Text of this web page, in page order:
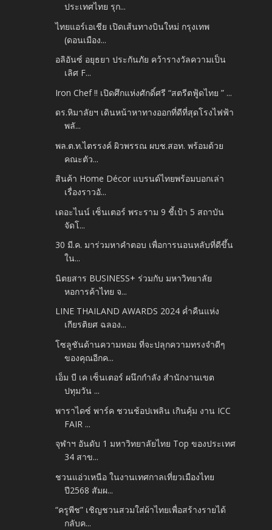
ประเทศไทย รุก...
ไทยแอร์เอเชีย เปิดเส้นทางบินใหม่ กรุงเทพ
(ดอนเมือง...
อลิอันซ์ อยุธยา ประกันภัย คว้ารางวัลความเป็น
เลิศ F...
Iron Chef !! เปิดศึกแห่งศักดิ์ศรี “สตรีตฟู้ดไทย ” ...
ดร.หิมาลัยฯ เดินหน้าหาทางออกที่ดีที่สุดโรงไฟฟ้า
พลั...
พล.ต.ท.ไตรรงค์ ผิวพรรณ ผบช.สอท. พร้อมด้วย
คณะตัว...
สินค้า Home Décor แบรนด์ไทยพร้อมบอกเล่า
เรื่องราวอั...
เดอะไนน์ เซ็นเตอร์ พระราม 9 ชี้เป้า 5 สถาบัน
จัดโ...
30 มี.ค. มาร่วมหาคำตอบ เพื่อการนอนหลับที่ดีขึ้น
ใน...
นิตยสาร BUSINESS+ ร่วมกับ มหาวิทยาลัย
หอการค้าไทย จ...
LINE THAILAND AWARDS 2024 ค่ำคืนแห่ง
เกียรติยศ ฉลอง...
โซลูชันด้านความหอม ที่จะปลุกความทรงจำดีๆ
ของคุณอีกค...
เอ็ม บี เค เซ็นเตอร์ ผนึกกำลัง สำนักงานเขต
ปทุมวัน ...
พาราไดซ์ พาร์ค ชวนช้อปเพลิน เกินคุ้ม งาน ICC
FAIR ...
จุฬาฯ อันดับ 1 มหาวิทยาลัยไทย Top ของประเทศ
34 สาข...
ชวนแอ่วเหนือ ในงานเทศกาลเที่ยวเมืองไทย
ปี2568 สัมผ...
“ครูพีช” เชิญชวนสวมใส่ผ้าไทยเพื่อสร้างรายได้
กลับค...